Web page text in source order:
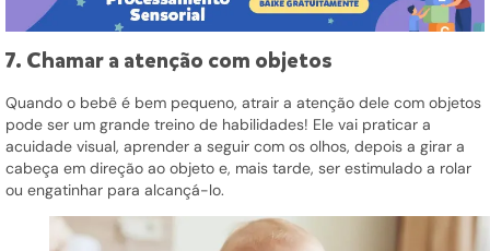
7. Chamar a atenção com objetos
Quando o bebê é bem pequeno, atrair a atenção dele com objetos
pode ser um grande treino de habilidades! Ele vai praticar a
acuidade visual, aprender a seguir com os olhos, depois a girar a
cabeça em direção ao objeto e, mais tarde, ser estimulado a rolar
ou engatinhar para alcançá-lo.